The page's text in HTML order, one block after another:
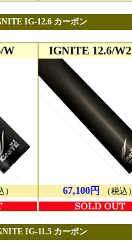
IG-12.6 カーボン
W
）
IGNITE 12.6/W2
67,100円 （税込）
IG-11.5 カーボン